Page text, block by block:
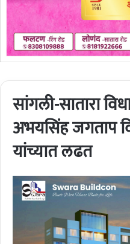
सांगली-सातारा
अभयसिंह जगताप
यांच्यात लढत